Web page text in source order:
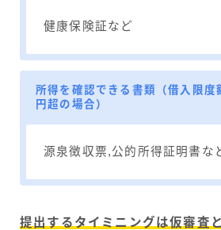
健康保険証など
所得を確認できる書類（借入限度
円超の場合）
源泉徴収票,公的所得証明書な
提出するタイミニングは仮審査